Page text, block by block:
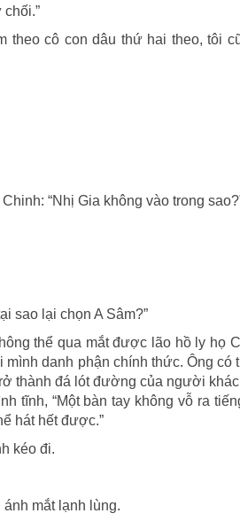
cô con dâu thứ hai theo, tôi
“Nhị Gia không vào trong
sao lại chọn A Sâm?”
thể qua mắt được lão hồ ly họ
danh phận chính thức. Ông có
thành đá lót đường của người
tĩnh, “Một bàn tay không vỗ ra
hát hết được.”
kéo đi.
ánh mắt lạnh lùng.